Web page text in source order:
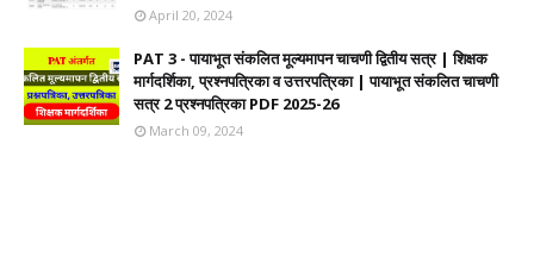
April 20, 2024
PAT 3 - पायाभूत संकलित मूल्यमापन चाचणी द्वितीय सत्र | शिक्षक
मार्गदर्शिका, प्रश्नपत्रिका व उत्तरपत्रिका | पायाभूत संकलित चाचणी
सत्र 2 प्रश्नपत्रिका PDF 2025-26
March 09, 2024